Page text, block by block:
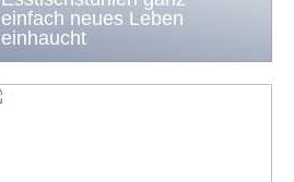
einfach neues Leben
einhaucht